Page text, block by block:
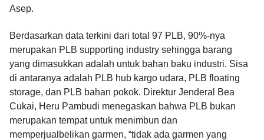
Asep.
Berdasarkan data terkini dari total 97 PLB, 90%-nya
merupakan PLB supporting industry sehingga barang
yang dimasukkan adalah untuk bahan baku industri. Sisa
di antaranya adalah PLB hub kargo udara, PLB floating
storage, dan PLB bahan pokok. Direktur Jenderal Bea
Cukai, Heru Pambudi menegaskan bahwa PLB bukan
merupakan tempat untuk menimbun dan
memperjualbelikan garmen, “tidak ada garmen yang